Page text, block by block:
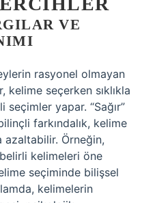
VE
rasyonel olmayan
kelime seçerken sıklıkla
seçimler yapar. “Sağır”
farkındalık, kelime
azaltabilir. Örneğin,
kelimeleri öne
seçiminde bilişsel
kelimelerin